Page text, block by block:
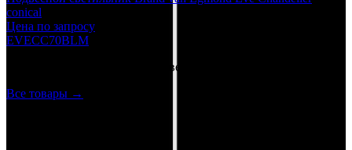
conical
Цена по запросу
EVECC70BLM
Подвесные светильники
Все товары →